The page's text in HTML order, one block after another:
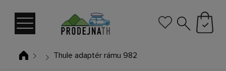
Thule adaptér rámu 982